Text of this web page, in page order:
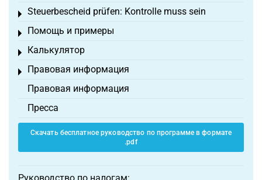
Steuerbescheid prüfen: Kontrolle muss sein
Toggle menu
Помощь и примеры
Toggle menu
Калькулятор
Toggle menu
Правовая информация
Toggle menu
Правовая информация
Пресса
Скачать бесплатное руководство по программе в формате
.pdf